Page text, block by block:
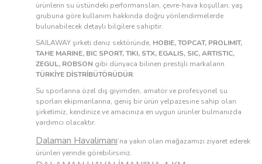
ürünlerin su üstündeki performansları, çevre-hava koşulları, yaş
grubuna göre kullanım hakkında doğru yönlendirmelerde
bulunabilecek detaylı bilgilere sahiptir.
SAILAWAY şirketi deniz sektöründe, HOBIE, TOPCAT, PROLIMIT,
TAHE MARINE, BIC SPORT, TIKI, STX, EGALIS, SIC, ARTISTIC,
ZEGUL, ROBSON gibi dünyaca bilinen prestijli markaların
TÜRKİYE DİSTRİBÜTÖRÜDÜR.
Su sporlarına özel dış giyimden, amatör ve profesyonel su
sporları ekipmanlarına, geniş bir ürün yelpazesine sahip olan
şirketimiz, kendinize ve amacınıza en uygun ürünler bulmanızda
yardımcı olacaktır.
Dalaman Havalimanı’na yakın olan mağazamızı ziyaret ederek
ürünleri yerinde görebilirsiniz.